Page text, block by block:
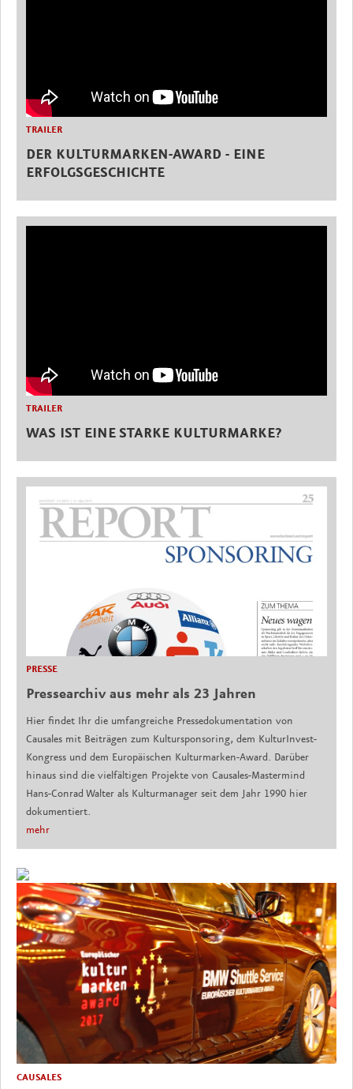
TRAILER
DER KULTURMARKEN-AWARD - EINE
ERFOLGSGESCHICHTE
TRAILER
WAS IST EINE STARKE KULTURMARKE?
PRESSE
Pressearchiv aus mehr als 23 Jahren
Hier findet Ihr die umfangreiche Pressedokumentation von
Causales mit Beiträgen zum Kultursponsoring, dem KulturInvest-
Kongress und dem Europäischen Kulturmarken-Award. Darüber
hinaus sind die vielfältigen Projekte von Causales-Mastermind
Hans-Conrad Walter als Kulturmanager seit dem Jahr 1990 hier
dokumentiert.
mehr
CAUSALES